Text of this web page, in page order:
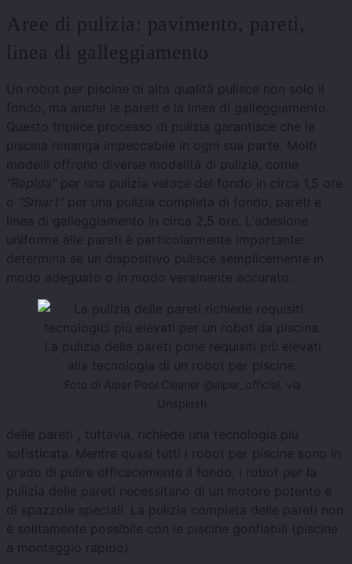
Aree di pulizia: pavimento, pareti,
linea di galleggiamento
Un robot per piscine di alta qualità pulisce non solo il
fondo, ma anche le pareti e la linea di galleggiamento.
Questo triplice processo di pulizia garantisce che la
piscina rimanga impeccabile in ogni sua parte. Molti
modelli offrono diverse modalità di pulizia, come
"Rapida" per una pulizia veloce del fondo in circa 1,5 ore
o "Smart" per una pulizia completa di fondo, pareti e
linea di galleggiamento in circa 2,5 ore. L'adesione
uniforme alle pareti è particolarmente importante:
determina se un dispositivo pulisce semplicemente in
modo adeguato o in modo veramente accurato.
La pulizia delle pareti pone requisiti più elevati
alla tecnologia di un robot per piscine.
Foto di Aiper Pool Cleaner @aiper_official, via
Unsplash
delle pareti , tuttavia, richiede una tecnologia più
sofisticata. Mentre quasi tutti i robot per piscine sono in
grado di pulire efficacemente il fondo, i robot per la
pulizia delle pareti necessitano di un motore potente e
di spazzole speciali. La pulizia completa delle pareti non
è solitamente possibile con le piscine gonfiabili (piscine
a montaggio rapido).